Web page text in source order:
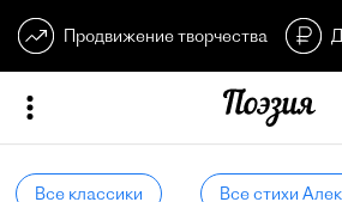
Продвижение творчества
Все классики Все стихи